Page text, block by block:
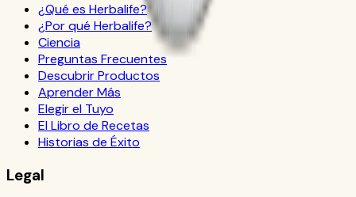
¿Qué es Herbalife?
¿Por qué Herbalife?
Ciencia
Preguntas Frecuentes
Descubrir Productos
Aprender Más
Elegir el Tuyo
El Libro de Recetas
Historias de Éxito
Legal